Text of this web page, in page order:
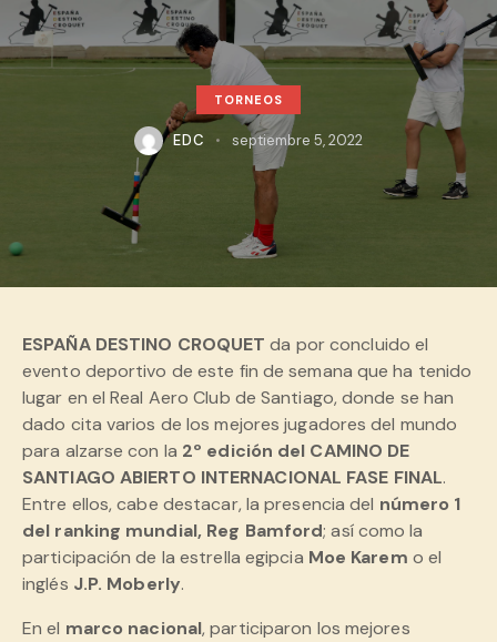
TORNEOS
EDC septiembre 5, 2022
ESPAÑA DESTINO CROQUET da por concluido el
evento deportivo de este fin de semana que ha tenido
lugar en el Real Aero Club de Santiago, donde se han
dado cita varios de los mejores jugadores del mundo
para alzarse con la 2º edición del CAMINO DE
SANTIAGO ABIERTO INTERNACIONAL FASE FINAL.
Entre ellos, cabe destacar, la presencia del número 1
del ranking mundial, Reg Bamford; así como la
participación de la estrella egipcia Moe Karem o el
inglés J.P. Moberly.
En el marco nacional, participaron los mejores